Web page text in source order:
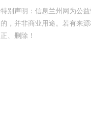
特别声明：信息兰州网为公
的，并非商业用途。若有来
正、删除！